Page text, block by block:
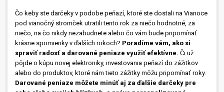
Personalizované hry
Tričká a odevy
Vankúše a iný textil
Tašky, vaky, ruksaky
Čo keby ste darčeky v podobe peňazí, ktoré ste dostali na Vianoce
pod vianočný stromček utratili tento rok za niečo hodnotné, za
niečo, na čo nikdy nezabudnete alebo čo vám bude pripomínať
krásne spomienky v ďalších rokoch? Poradíme vám, ako si
spraviť radosť a darované peniaze využiť efektívne. Či už
pôjde o kúpu novej elektroniky, investovania peňazí do zážitkov
alebo do produktov, ktoré nám tieto zážitky môžu pripomínať roky.
Darované peniaze môžete minúť aj za ďalšie darčeky pre